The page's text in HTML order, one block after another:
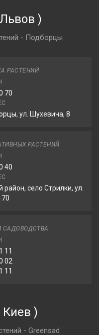
Львов )
- Подборцы
РАСТЕНИЙ
70
ул. Шухевича, 8
РАСТЕНИЙ
40
село Стрилки, ул.
САДОВОДСТВА
11
02
11
Киев )
- Greensad